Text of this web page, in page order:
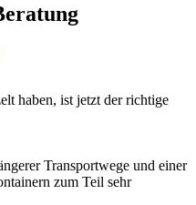
haben, ist jetzt der richtige
Transportwege und einer
zum Teil sehr